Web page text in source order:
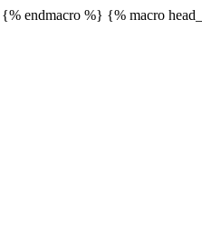
{% endmacro %} {% macro